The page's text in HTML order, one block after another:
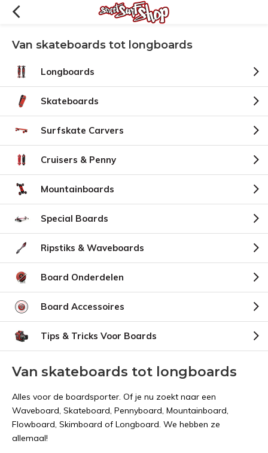
Van skateboards tot longboards
Longboards
Skateboards
Surfskate Carvers
Cruisers & Penny
Mountainboards
Special Boards
Ripstiks & Waveboards
Board Onderdelen
Board Accessoires
Tips & Tricks Voor Boards
Van skateboards tot longboards
Alles voor de boardsporter. Of je nu zoekt naar een
Waveboard, Skateboard, Pennyboard, Mountainboard,
Flowboard, Skimboard of Longboard. We hebben ze
allemaal!